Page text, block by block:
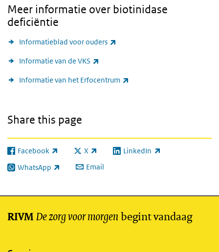
Meer informatie over biotinidase
deficiëntie
Informatieblad voor ouders
Informatie van de VKS
Informatie van het Erfocentrum
Share this page
Facebook
(link is external) X
(link is external)LinkedIn
(link is external)
WhatsApp
(link is external) Email
RIVMDe zorg voor morgen begint vandaag